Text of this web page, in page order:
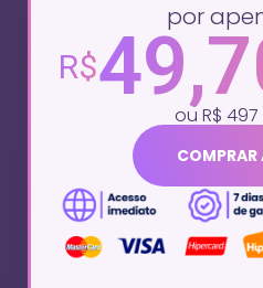
por
R$
ou R$
COMPRAR